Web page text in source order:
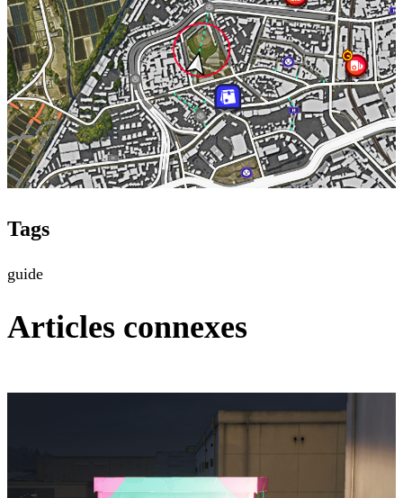
Tags
guide
Articles connexes